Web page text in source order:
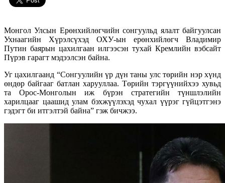
Монгол Улсын Ерөнхийлөгчийн сонгуульд ялалт байгуулсан
Ухнаагийн Хүрэлсүхэд ОХУ-ын ерөнхийлөгч Владимир
Путин баярын цахилгаан илгээсэн тухай Кремлийн вэбсайт
Пүрэв гарагт мэдээлсэн байна.
Уг цахилгаанд “Сонгуулийн үр дүн таны улс төрийн нэр хүнд
өндөр байгааг батлан харууллаа. Төрийн тэргүүнийхээ хувьд
та Орос-Монголын иж бүрэн стратегийн түншлэлийн
харилцааг цаашид улам бэхжүүлэхэд чухал үүрэг гүйцэтгэнэ
гэдэгт би итгэлтэй байна” гэж бичжээ.